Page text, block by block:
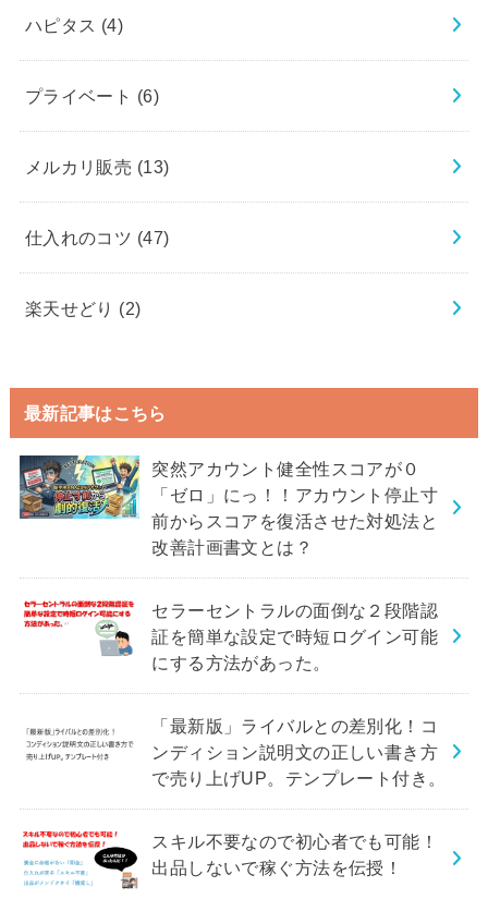
ハピタス (4)
プライベート (6)
メルカリ販売 (13)
仕入れのコツ (47)
楽天せどり (2)
最新記事はこちら
突然アカウント健全性スコアが０
「ゼロ」にっ！！アカウント停止寸
前からスコアを復活させた対処法と
改善計画書文とは？
セラーセントラルの面倒な２段階認
証を簡単な設定で時短ログイン可能
にする方法があった。
「最新版」ライバルとの差別化！コ
ンディション説明文の正しい書き方
で売り上げUP。テンプレート付き。
スキル不要なので初心者でも可能！
出品しないで稼ぐ方法を伝授！